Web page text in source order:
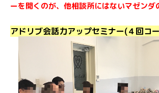
ーを開くのが、他相談所にはないマゼンダ
アドリブ会話力アップセミナー(４回コ